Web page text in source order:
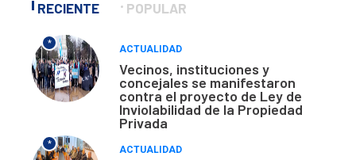
RECIENTE POPULAR
*
ACTUALIDAD
Vecinos, instituciones y
concejales se manifestaron
contra el proyecto de Ley de
Inviolabilidad de la Propiedad
Privada
*
ACTUALIDAD